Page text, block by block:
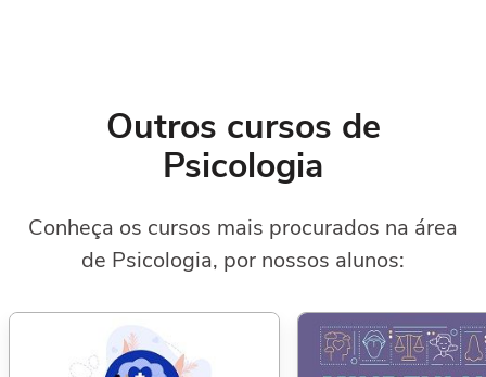
Outros cursos de
Psicologia
Conheça os cursos mais procurados na área
de Psicologia, por nossos alunos: